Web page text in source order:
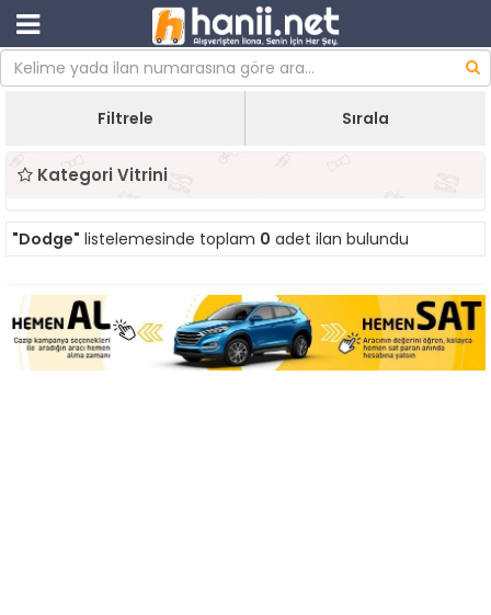
Filtrele Sırala
Kategori Vitrini
"Dodge" listelemesinde toplam 0 adet ilan bulundu